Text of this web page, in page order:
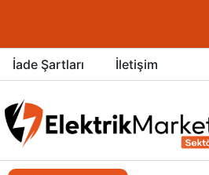
İade Şartları İletişim